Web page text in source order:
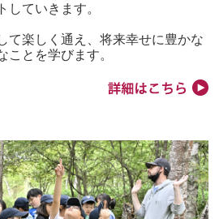
ていきます。
て楽しく通え、将来幸せに豊かな
とを学びます。